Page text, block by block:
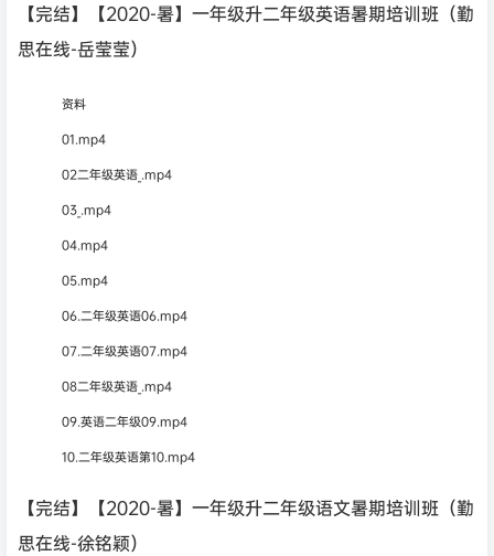
【完结】【2020-暑】一年级升二年级英语暑期培训班（勤
思在线-岳莹莹）
资料
01.mp4
02二年级英语_.mp4
03_.mp4
04.mp4
05.mp4
06.二年级英语06.mp4
07.二年级英语07.mp4
08二年级英语_.mp4
09.英语二年级09.mp4
10.二年级英语第10.mp4
【完结】【2020-暑】一年级升二年级语文暑期培训班（勤
思在线-徐铭颖）